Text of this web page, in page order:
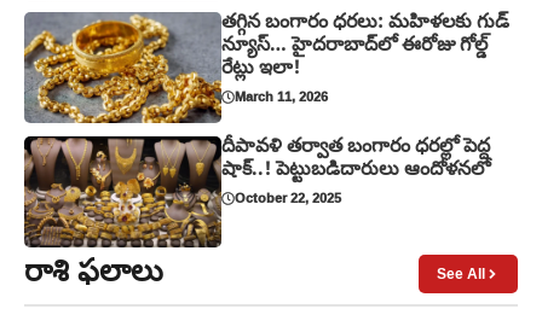
తగ్గిన బంగారం ధరలు: మహిళలకు గుడ్
న్యూస్… హైదరాబాద్‌లో ఈరోజు గోల్డ్
రేట్లు ఇలా!
March 11, 2026
దీపావళి తర్వాత బంగారం ధరల్లో పెద్ద
షాక్..! పెట్టుబడిదారులు ఆందోళనలో
October 22, 2025
రాశి ఫలాలు See All